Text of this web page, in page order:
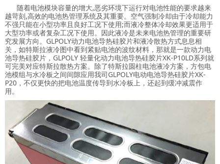
随着电池模块容量的增大,恶劣环境下运行对电池性能的要求越来
越苛刻,高效的电池热管理系统及其重要。空气强制冷却由于冷却能力
不强只能在小型功率且良好工况下使用;而液冷整体冷却效果更适用于
大型功率或者复杂工况下使用。因此液冷是未来电池热管理的重要研
究发展方向。GLPOLY动力电池导热硅胶片和液冷散热方式息息相
关，如特斯拉液冷图中看到紧贴电池的波纹材料，那就是一款动力电
池导热硅胶片，GLPOLY 轻量化动力电池导热硅胶片XK-P10LD系列就
可完美对应特斯拉散热方案。除了特斯拉圆柱电池液冷方案，方包电
池模组与水冷板之间间隙应用我司GLPOLY电动电池导热硅胶片XK-
P20，不仅更快的把电池温度传导到水冷板上，还起到缓冲减震作
用。